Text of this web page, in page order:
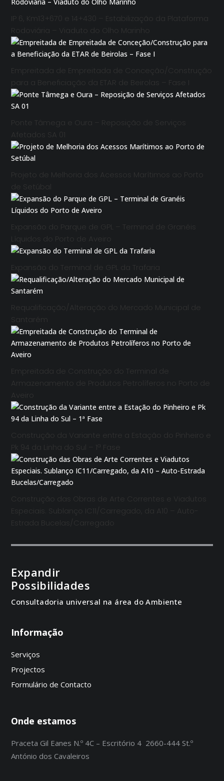
IP 6, Km13+670 e 14+430 – Estabilização da Plataforma
Rodoviária – Viaduto do Olho Marinho
Empreitada de Empreitada de Conceção/Construção
para a Beneficiação da ETAR de Beirolas – Fase I
Ponte Tâmega e Oura – Reposição de Serviços
Afetados SA 01
Projeto de Melhoria dos Acessos Marítimos ao Porto
de Setúbal
Expansão do Parque de GPL – Terminal de Granéis
Líquidos do Porto de Aveiro
Expansão do Terminal de GPL da Trafaria
Requalificação/Alteração do Mercado Municipal de
Santarém
Empreitada de Construção do Terminal de
Armazenamento de Produtos Petrolíferos no Porto de
Aveiro
Construção da Variante entre a Estação do Pinheiro e
Pk 94 da Linha do Sul – 1ª Fase
Construção das Obras de Arte Correntes e Viadutos
Especiais. Sublanço IC11/Carregado, da A10 – Auto-
Estrada Bucelas/Carregado
Expandir
Possibilidades
Consultadoria universal na área do Ambiente
Informação
Serviços
Projectos
Formulário de Contacto
Onde estamos
Praceta Gil Eanes N.º 4C – Escritório 4 2660-444 St.º
António dos Cavaleiros